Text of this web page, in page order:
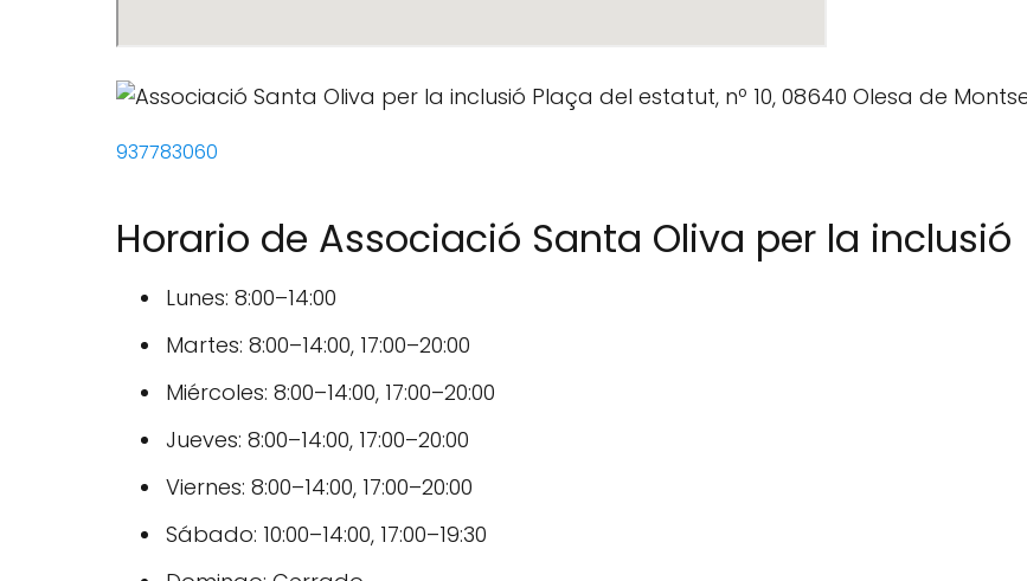
937783060
Horario de Associació Santa Oliva per la inclusió
Lunes: 8:00–14:00
Martes: 8:00–14:00, 17:00–20:00
Miércoles: 8:00–14:00, 17:00–20:00
Jueves: 8:00–14:00, 17:00–20:00
Viernes: 8:00–14:00, 17:00–20:00
Sábado: 10:00–14:00, 17:00–19:30